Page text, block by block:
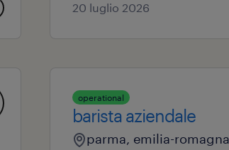
20 luglio 2026
operational
barista aziendale
parma, emilia-romagna